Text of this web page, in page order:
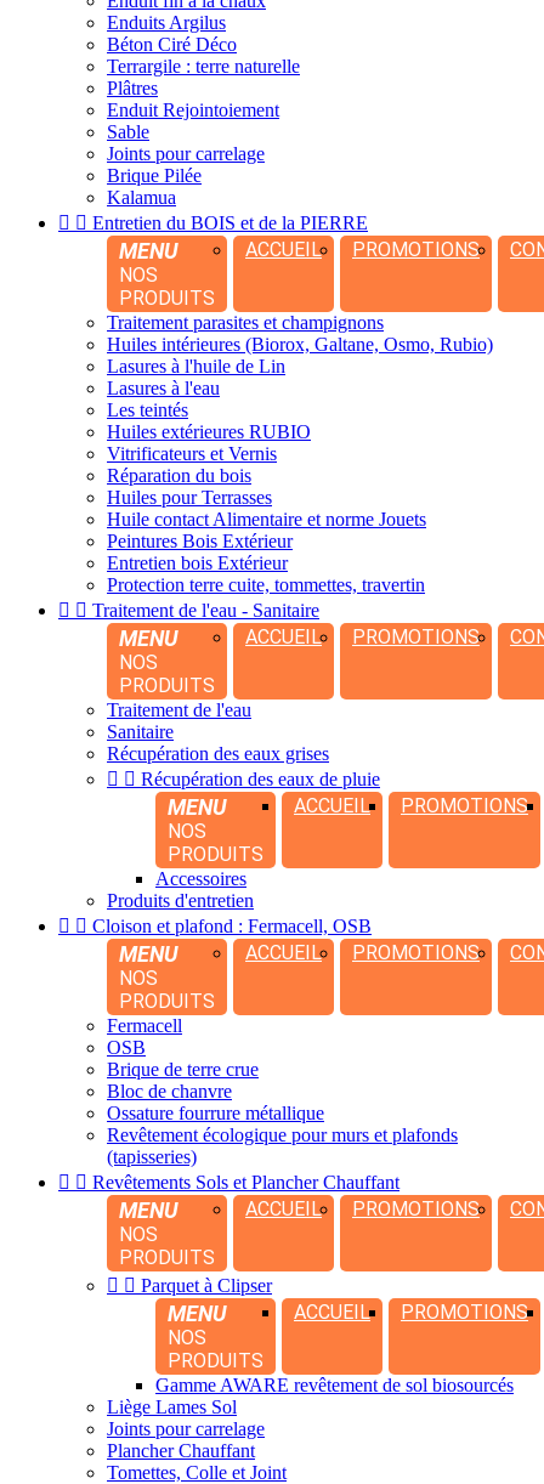
Enduits Argilus
Béton Ciré Déco
Terrargile : terre naturelle
Plâtres
Enduit Rejointoiement
Sable
Joints pour carrelage
Brique Pilée
Kalamua
  Entretien du BOIS et de la PIERRE
MENU
NOS
PRODUITS
ACCUEIL PROMOTIONS
Traitement parasites et champignons
Huiles intérieures (Biorox, Galtane, Osmo, Rubio)
Lasures à l'huile de Lin
Lasures à l'eau
Les teintés
Huiles extérieures RUBIO
Vitrificateurs et Vernis
Réparation du bois
Huiles pour Terrasses
Huile contact Alimentaire et norme Jouets
Peintures Bois Extérieur
Entretien bois Extérieur
Protection terre cuite, tommettes, travertin
  Traitement de l'eau - Sanitaire
MENU
NOS
PRODUITS
ACCUEIL PROMOTIONS
Traitement de l'eau
Sanitaire
Récupération des eaux grises
  Récupération des eaux de pluie
MENU
NOS
PRODUITS
ACCUEIL PROMOTIONS
Accessoires
Produits d'entretien
  Cloison et plafond : Fermacell, OSB
MENU
NOS
PRODUITS
ACCUEIL PROMOTIONS
Fermacell
OSB
Brique de terre crue
Bloc de chanvre
Ossature fourrure métallique
Revêtement écologique pour murs et plafonds
(tapisseries)
  Revêtements Sols et Plancher Chauffant
MENU
NOS
PRODUITS
ACCUEIL PROMOTIONS
  Parquet à Clipser
MENU
NOS
PRODUITS
ACCUEIL PROMOTIONS
Gamme AWARE revêtement de sol biosourcés
Liège Lames Sol
Joints pour carrelage
Plancher Chauffant
Tomettes, Colle et Joint